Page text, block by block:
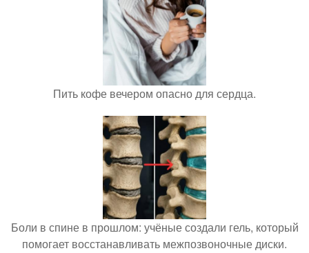
Пить кофе вечером опасно для сердца.
Боли в спине в прошлом: учёные создали гель, который
помогает восстанавливать межпозвоночные диски.